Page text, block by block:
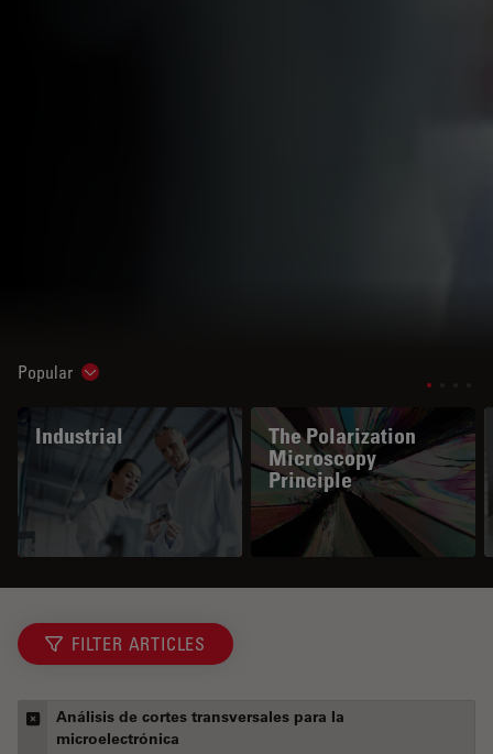
Popular Show subnavigation
Industrial
The Polarization
Microscopy
Principle
FILTER ARTICLES
Análisis de cortes transversales para la
microelectrónica